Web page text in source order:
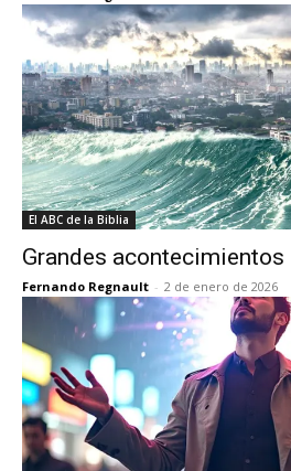
El ABC de la Biblia
Grandes acontecimientos
Fernando Regnault - 2 de enero de 2026